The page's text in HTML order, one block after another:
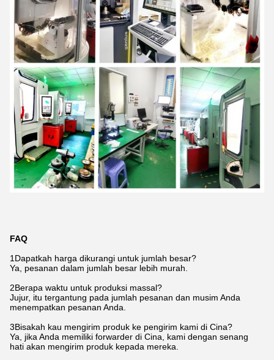
FAQ
1Dapatkah harga dikurangi untuk jumlah besar?
Ya, pesanan dalam jumlah besar lebih murah.
2Berapa waktu untuk produksi massal?
Jujur, itu tergantung pada jumlah pesanan dan musim Anda
menempatkan pesanan Anda.
3Bisakah kau mengirim produk ke pengirim kami di Cina?
Ya, jika Anda memiliki forwarder di Cina, kami dengan senang
hati akan mengirim produk kepada mereka.